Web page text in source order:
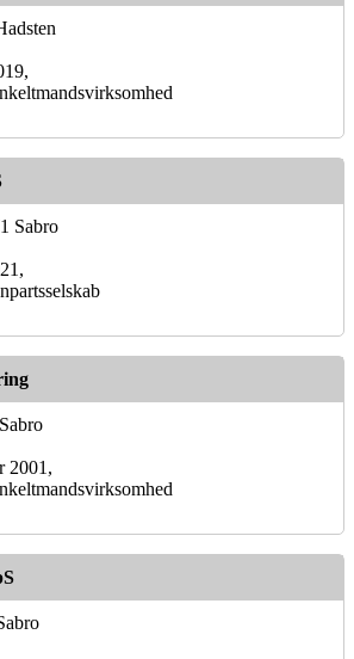
Sabro
2001,